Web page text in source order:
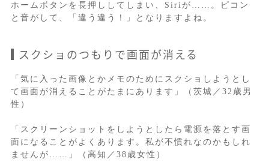
ホームボタンを長押ししてしまい、Siriが……。ピコン
と音がして、「違う違う！」となりますよね。
スクショのつもりで画面が消える
「気に入った画像とかメモのためにスクショしようとし
て画面が消えることがたまにあります」（茨城／32歳男
性）
「スクリーンショットをしようとしたら電源を落とす画
面になることがよくあります。私が不慣れなのかもしれ
ませんが……」（高知／38歳女性）